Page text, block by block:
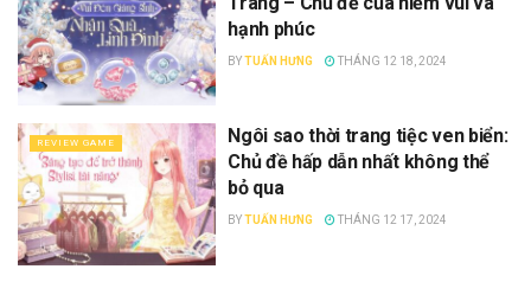
hạnh phúc
BYTUẤN HƯNG THÁNG 12 18, 2024
REVIEW GAME
Ngôi sao thời trang tiệc ven biển:
Chủ đề hấp dẫn nhất không thể
bỏ qua
BYTUẤN HƯNG THÁNG 12 17, 2024